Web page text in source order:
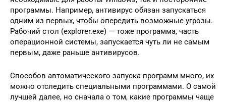
программы. Например, антивирус обязан запускаться
одним из первых, чтобы опередить возможные угрозы.
Рабочий стол (explorer.exe) — тоже программа, часть
операционной системы, запускается чуть ли не самым
первым, даже раньше антивирусов.
Способов автоматического запуска программ много, их
можно отследить специальными программами. О самой
лучшей далее, но сначала о том, какие программы чаще